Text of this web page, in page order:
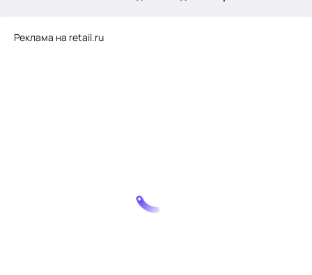
Реклама на retail.ru